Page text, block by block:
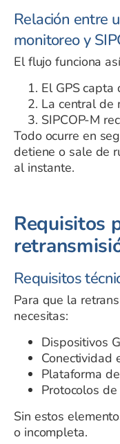
Relación entre
monitoreo y
El flujo funciona
El GPS capta
La central de
SIPCOP-M
Todo ocurre en
detiene o sale de
al instante.
Requisitos
Requisitos
Para que la
necesitas:
Dispositivos
Conectividad
Plataforma
Protocolos
Sin estos
o incompleta.